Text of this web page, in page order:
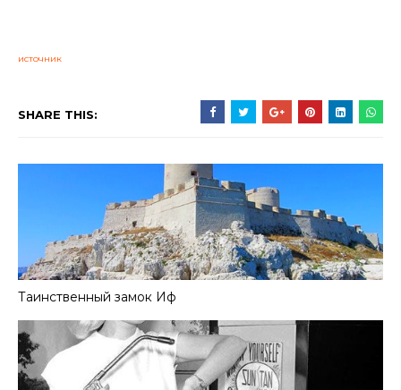
источник
SHARE THIS:
Таинственный замок Иф